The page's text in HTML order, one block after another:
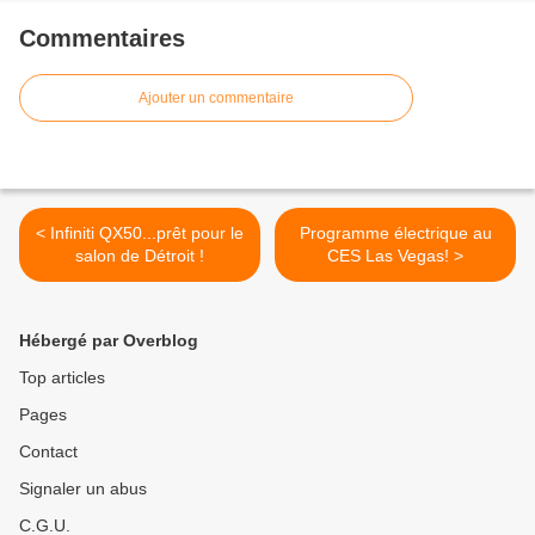
Commentaires
Ajouter un commentaire
< Infiniti QX50...prêt pour le
salon de Détroit !
Programme électrique au
CES Las Vegas! >
Hébergé par Overblog
Top articles
Pages
Contact
Signaler un abus
C.G.U.